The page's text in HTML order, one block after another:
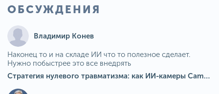
ОБСУЖДЕНИЯ
Владимир Конев
Наконец то и на складе ИИ что то полезное сделает.
Нужно побыстрее это все внедрять
Стратегия нулевого травматизма: как ИИ-камеры Camkord снижают риск наезда на пешехода при работе на погрузчике